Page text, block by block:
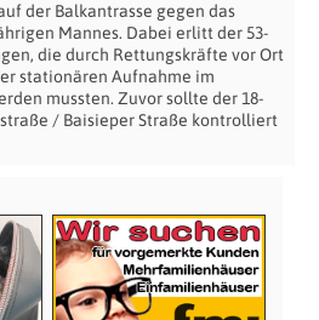
der Balkantrasse gegen das
Mannes. Dabei erlitt der 53-
die durch Rettungskräfte vor Ort
stationären Aufnahme im
mussten. Zuvor sollte der 18-
/ Baisieper Straße kontrolliert